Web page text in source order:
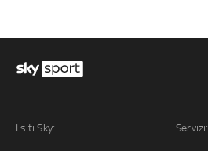
I siti Sky: Servizi: